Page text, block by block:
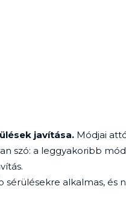
javítása. Módjai
szó: a leggyakoribb
sérülésekre alkalmas, és